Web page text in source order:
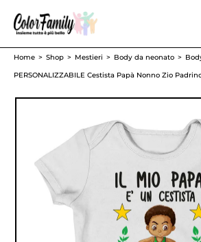
Home Shop Mestieri Body da neonato
PERSONALIZZABILE Cestista Papà Nonno Zio